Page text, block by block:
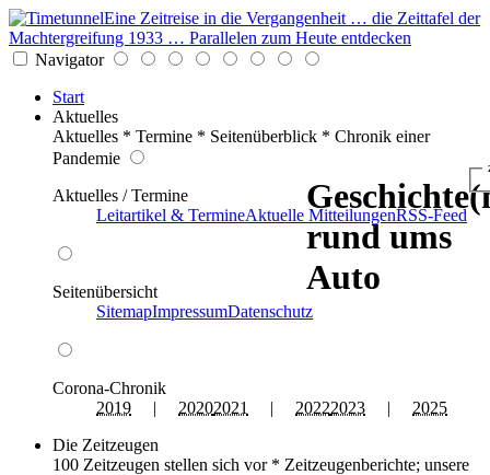
Eine Zeitreise in die Vergangenheit … die Zeittafel der
Machtergreifung 1933 … Parallelen zum Heute entdecken
Navigator
Start
Aktuelles
Aktuelles * Termine * Seitenüberblick * Chronik einer
Pandemie
Aktuelles / Termine
Leitartikel & TermineAktuelle MitteilungenRSS-Feed
Seitenübersicht
SitemapImpressumDatenschutz
Corona-Chronik
2019 | 20202021 | 20222023 | 2025
Die Zeitzeugen
100 Zeitzeugen stellen sich vor * Zeitzeugenberichte; unsere
rund ums
Auto